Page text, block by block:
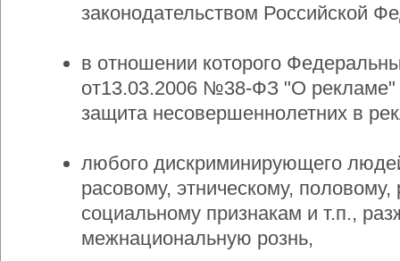
законодательством Российской
в отношении которого
от13.03.2006 №38-ФЗ "О рекламе"
защита несовершеннолетних в
любого дискриминирующего
расовому, этническому, половому,
социальному признакам и т.п.,
межнациональную рознь,